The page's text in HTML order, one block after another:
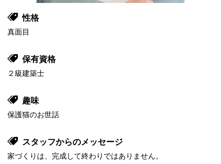
性格
真面目
保有資格
２級建築士
趣味
保護猫のお世話
スタッフからのメッセージ
家づくりは、完成して終わりではありません。